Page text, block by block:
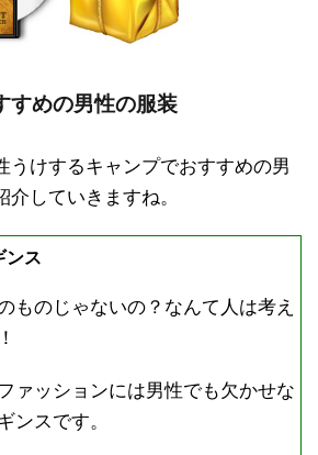
すめの男性の服装
うけするキャンプでおすすめの男
していきますね。
ンス
ものじゃないの？なんて人は考え
ァッションには男性でも欠かせな
ンスです。